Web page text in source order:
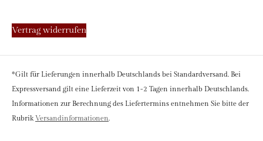
Vertrag widerrufen
*Gilt für Lieferungen innerhalb Deutschlands bei Standardversand. Bei
Expressversand gilt eine Lieferzeit von 1-2 Tagen innerhalb Deutschlands.
Informationen zur Berechnung des Liefertermins entnehmen Sie bitte der
RubrikVersandinformationen.